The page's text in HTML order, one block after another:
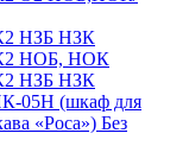
НЗБ НЗК
НОБ, НОК
НЗБ НЗК
05Н (шкаф для
«Роса») Без